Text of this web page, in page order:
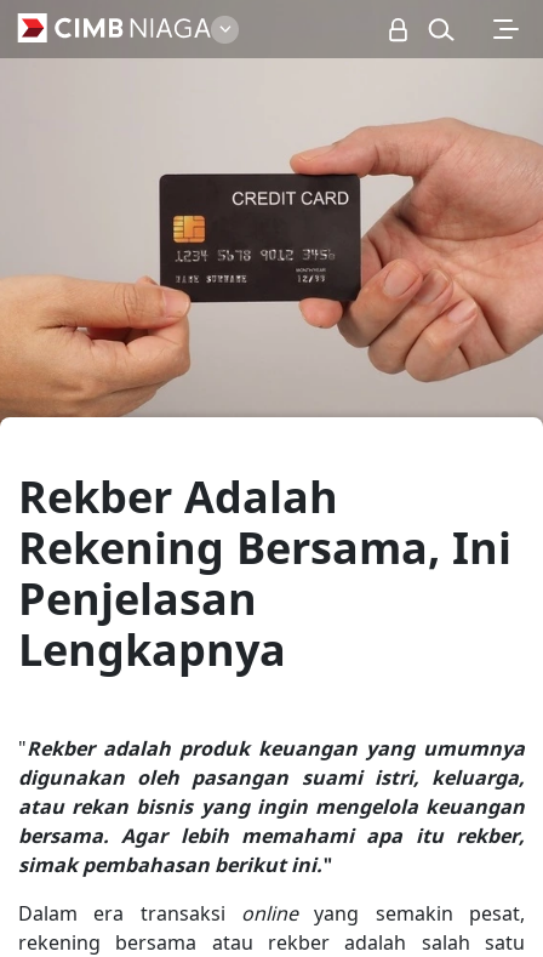
Personal
Rekber Adalah
Rekening Bersama, Ini
Penjelasan
Lengkapnya
"Rekber adalah produk keuangan yang umumnya
digunakan oleh pasangan suami istri, keluarga,
atau rekan bisnis yang ingin mengelola keuangan
bersama. Agar lebih memahami apa itu rekber,
simak pembahasan berikut ini."
Dalam era transaksi onlineyang semakin pesat,
rekening bersama atau rekber adalah salah satu